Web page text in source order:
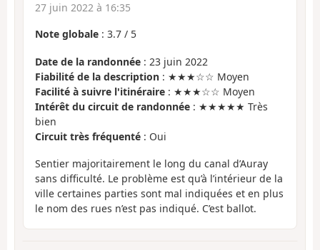
27 juin 2022 à 16:35
Note globale : 3.7 / 5
Date de la randonnée : 23 juin 2022
Fiabilité de la description : ★★★☆☆ Moyen
Facilité à suivre l'itinéraire : ★★★☆☆ Moyen
Intérêt du circuit de randonnée : ★★★★★ Très
bien
Circuit très fréquenté : Oui
Sentier majoritairement le long du canal d’Auray
sans difficulté. Le problème est qu’à l’intérieur de la
ville certaines parties sont mal indiquées et en plus
le nom des rues n’est pas indiqué. C’est ballot.